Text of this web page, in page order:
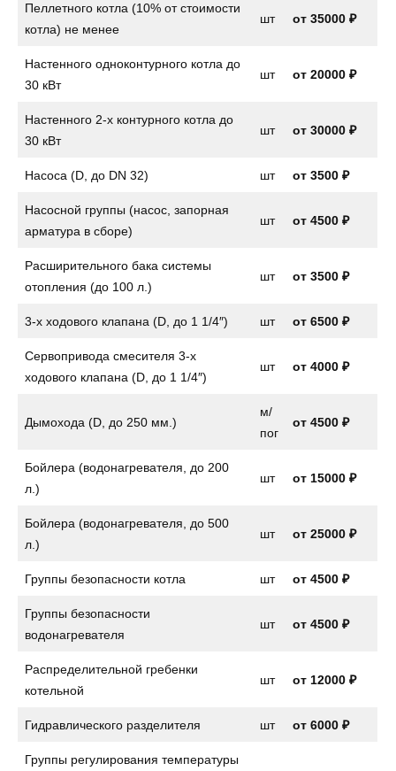
Пеллетного котла (10% от стоимости
котла) не менее
шт от 35000 ₽
Настенного одноконтурного котла до
30 кВт
шт от 20000 ₽
Настенного 2-х контурного котла до
30 кВт
шт от 30000 ₽
Насоса (D, до DN 32) шт от 3500 ₽
Насосной группы (насос, запорная
арматура в сборе)
шт от 4500 ₽
Расширительного бака системы
отопления (до 100 л.)
шт от 3500 ₽
3-х ходового клапана (D, до 1 1/4″) шт от 6500 ₽
Сервопривода смесителя 3-х
ходового клапана (D, до 1 1/4″)
шт от 4000 ₽
Дымохода (D, до 250 мм.)
м/
пог
от 4500 ₽
Бойлера (водонагревателя, до 200
л.)
шт от 15000 ₽
Бойлера (водонагревателя, до 500
л.)
шт от 25000 ₽
Группы безопасности котла шт от 4500 ₽
Группы безопасности
водонагревателя
шт от 4500 ₽
Распределительной гребенки
котельной
шт от 12000 ₽
Гидравлического разделителя шт от 6000 ₽
Группы регулирования температуры